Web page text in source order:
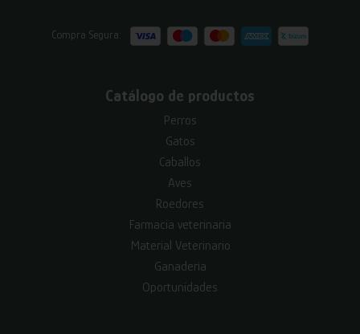
Compra Segura:
Catálogo de productos
Perros
Gatos
Caballos
Aves
Roedores
Farmacia veterinaria
Material Veterinario
Ganadería
Oportunidades